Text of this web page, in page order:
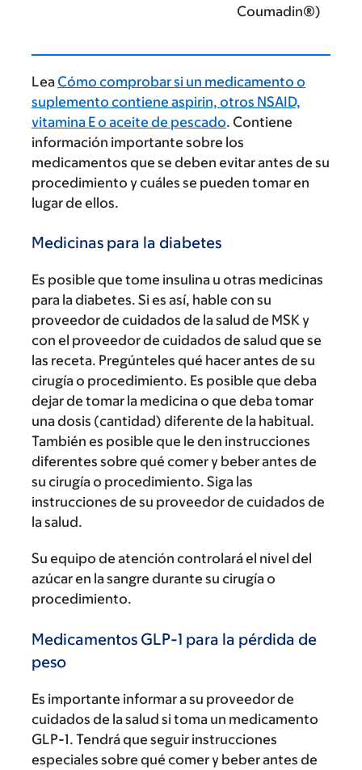
Coumadin®)
Lea Cómo comprobar si un medicamento o
suplemento contiene aspirin, otros NSAID,
vitamina E o aceite de pescado. Contiene
información importante sobre los
medicamentos que se deben evitar antes de su
procedimiento y cuáles se pueden tomar en
lugar de ellos.
Medicinas para la diabetes
Es posible que tome insulina u otras medicinas
para la diabetes. Si es así, hable con su
proveedor de cuidados de la salud de MSK y
con el proveedor de cuidados de salud que se
las receta. Pregúnteles qué hacer antes de su
cirugía o procedimiento. Es posible que deba
dejar de tomar la medicina o que deba tomar
una dosis (cantidad) diferente de la habitual.
También es posible que le den instrucciones
diferentes sobre qué comer y beber antes de
su cirugía o procedimiento. Siga las
instrucciones de su proveedor de cuidados de
la salud.
Su equipo de atención controlará el nivel del
azúcar en la sangre durante su cirugía o
procedimiento.
Medicamentos GLP-1 para la pérdida de
peso
Es importante informar a su proveedor de
cuidados de la salud si toma un medicamento
GLP-1. Tendrá que seguir instrucciones
especiales sobre qué comer y beber antes de